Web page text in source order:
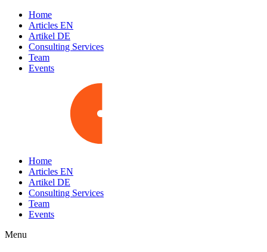
Home
Articles EN
Artikel DE
Consulting Services
Team
Events
Home
Articles EN
Artikel DE
Consulting Services
Team
Events
Menu